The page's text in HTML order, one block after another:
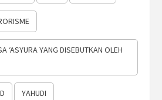
‘ASYURA YANG DISEBUTKAN OLEH
YAHUDI